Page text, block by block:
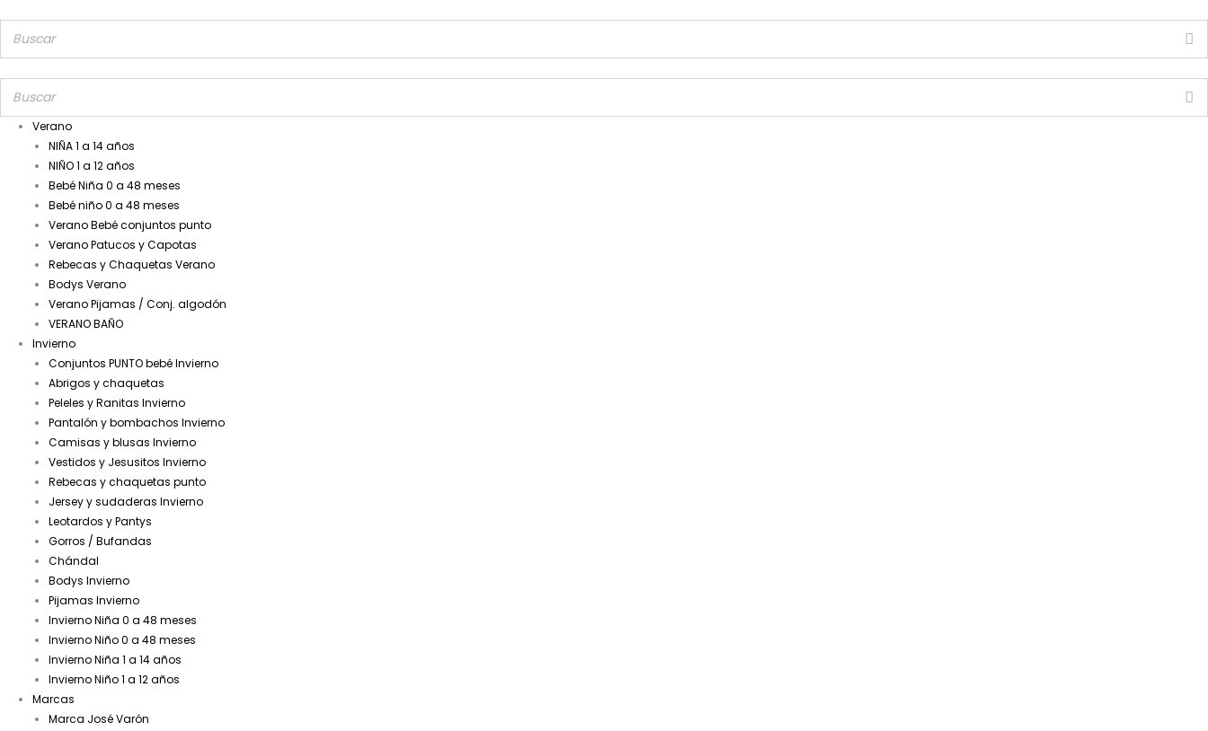
Verano
NIÑA 1 a 14 años
NIÑO 1 a 12 años
Bebé Niña 0 a 48 meses
Bebé niño 0 a 48 meses
Verano Bebé conjuntos punto
Verano Patucos y Capotas
Rebecas y Chaquetas Verano
Bodys Verano
Verano Pijamas / Conj. algodón
VERANO BAÑO
Invierno
Conjuntos PUNTO bebé Invierno
Abrigos y chaquetas
Peleles y Ranitas Invierno
Pantalón y bombachos Invierno
Camisas y blusas Invierno
Vestidos y Jesusitos Invierno
Rebecas y chaquetas punto
Jersey y sudaderas Invierno
Leotardos y Pantys
Gorros / Bufandas
Chándal
Bodys Invierno
Pijamas Invierno
Invierno Niña 0 a 48 meses
Invierno Niño 0 a 48 meses
Invierno Niña 1 a 14 años
Invierno Niño 1 a 12 años
Marcas
Marca José Varón